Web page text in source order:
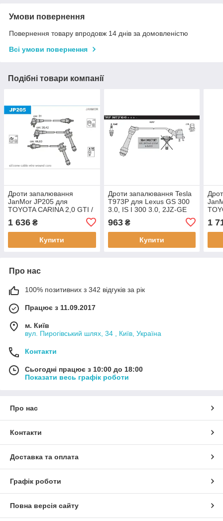
Умови повернення
Повернення товару впродовж 14 днів за домовленістю
Всі умови повернення
Подібні товари компанії
Дроти запалювання
JanMor JP205 для
TOYOTA CARINA 2,0 GTI /
1 636 ₴
Купити
Дроти запалювання Tesla
T973P для Lexus GS 300
3.0, IS I 300 3.0, 2JZ-GE
963₴
Купити
I1
Про нас
100% позитивних з 342 відгуків за рік
Працює з 11.09.2017
м. Київ
вул. Пирогівський шлях, 34 , Київ, Україна
Контакти
Сьогодні працює з 10:00 до 18:00
Показати весь графік роботи
Про нас
Контакти
Доставка та оплата
Графік роботи
Повна версія сайту